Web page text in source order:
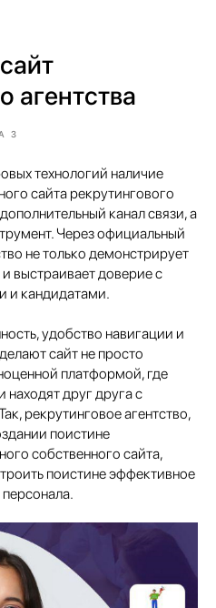
агентства
3
технологий наличие
сайта рекрутингового
канал связи, а
Через официальный
не только демонстрирует
выстраивает доверие с
и кандидатами.
удобство навигации и
сайт не просто
платформой, где
находят друг друга с
рекрутинговое агентство,
поистине
собственного сайта,
поистине эффективное